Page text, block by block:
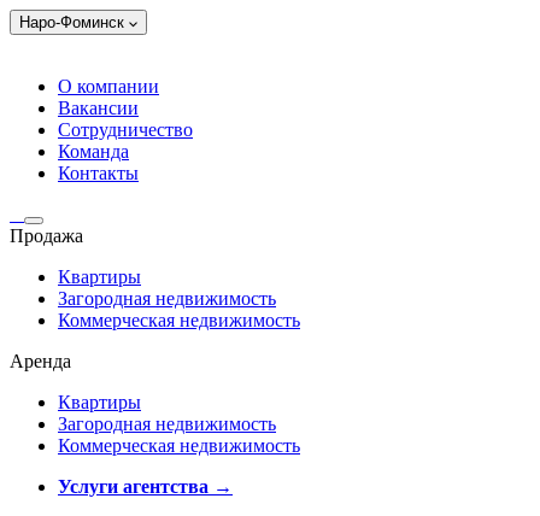
Наро-Фоминск
О компании
Вакансии
Сотрудничество
Команда
Контакты
Продажа
Квартиры
Загородная недвижимость
Коммерческая недвижимость
Аренда
Квартиры
Загородная недвижимость
Коммерческая недвижимость
Услуги агентства →